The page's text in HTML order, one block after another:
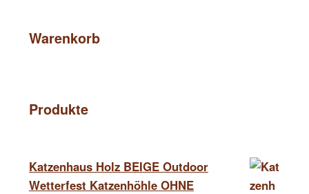
Warenkorb
Produkte
Katzenhaus Holz BEIGE Outdoor
Wetterfest Katzenhöhle OHNE